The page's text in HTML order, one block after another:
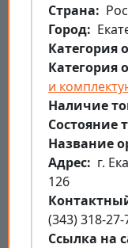
Страна
Город
Категория
Категория
и
Наличие
Состояние
Название
Aдрес
г.
126
(343) 318-27-
Ссылка на